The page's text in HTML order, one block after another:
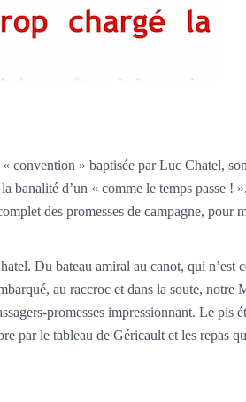
convention » baptisée par Luc Chatel,
banalité d’un « comme le temps passe !
des promesses de campagne, pour
Du bateau amiral au canot, qui n’est
au raccroc et dans la soute, notre
promesses impressionnant. Le pis
par le tableau de Géricault et les repas